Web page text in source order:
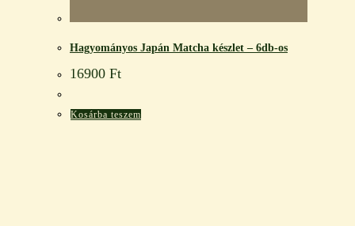
Hagyományos Japán Matcha készlet – 6db-os
16900 Ft
Kosárba teszem